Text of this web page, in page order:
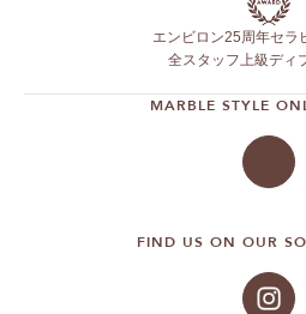
エンビロン25周年セラ
全スタッフ上級ディ
MARBLE STYLE
FIND US ON OUR